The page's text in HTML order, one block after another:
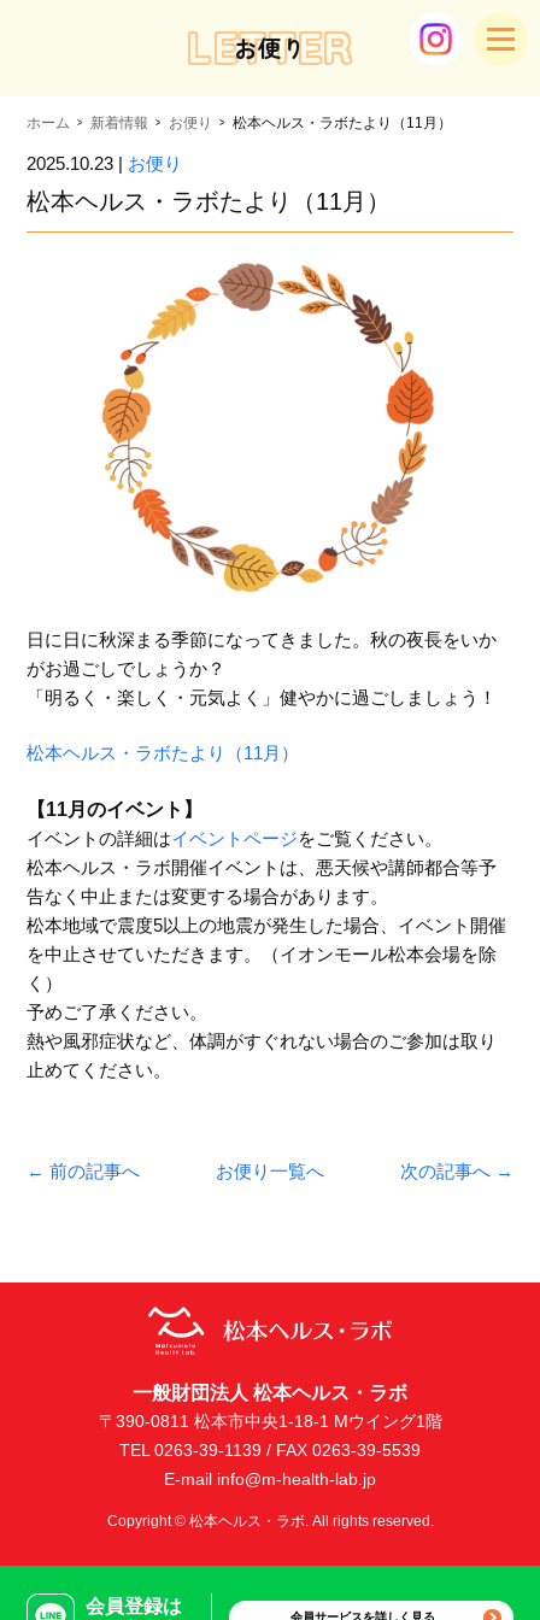
LETTER
お便り
ホーム 新着情報 お便り 松本ヘルス・ラボたより（11月）
2025.10.23 | お便り
松本ヘルス・ラボたより（11月）
日に日に秋深まる季節になってきました。秋の夜長をいか
がお過ごしでしょうか？
「明るく・楽しく・元気よく」健やかに過ごしましょう！
松本ヘルス・ラボたより（11月）
【11月のイベント】
イベントの詳細はイベントページをご覧ください。
松本ヘルス・ラボ開催イベントは、悪天候や講師都合等予
告なく中止または変更する場合があります。
松本地域で震度5以上の地震が発生した場合、イベント開催
を中止させていただきます。（イオンモール松本会場を除
く）
予めご了承ください。
熱や風邪症状など、体調がすぐれない場合のご参加は取り
止めてください。
← 前の記事へ お便り一覧へ 次の記事へ →
会員登録は
会員サービスを詳しく見る
一般財団法人 松本ヘルス・ラボ
〒390-0811 松本市中央1-18-1 Mウイング1階
TEL 0263-39-1139 / FAX 0263-39-5539
E-mail info@m-health-lab.jp
Copyright © 松本ヘルス・ラボ. All rights reserved.